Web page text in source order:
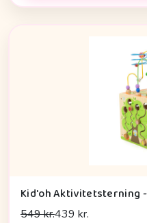
Kid'oh Aktivitetsterning -
549 kr.439 kr.